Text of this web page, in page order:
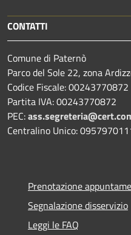
CONTATTI
Comune di Paternò
Parco del Sole 22, zona
Codice Fiscale: 00243770872
Partita IVA: 00243770872
PEC:
Centralino Unico:
Prenotazione
Segnalazione disservizio
Leggi le FAQ